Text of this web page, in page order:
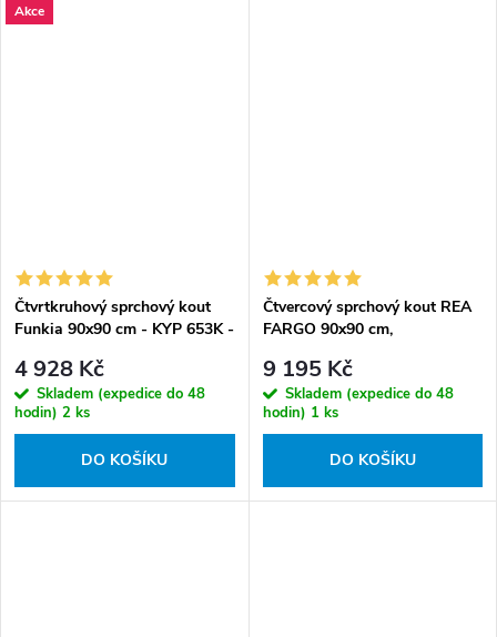
Akce
Čtvrtkruhový sprchový kout
Funkia 90x90 cm - KYP 653K -
4 928 Kč
Skladem (expedice do 48
hodin) 2 ks
DO KOŠÍKU
Čtvercový sprchový kout REA
FARGO 90x90 cm,
9 195 Kč
Skladem (expedice do 48
hodin) 1 ks
DO KOŠÍKU